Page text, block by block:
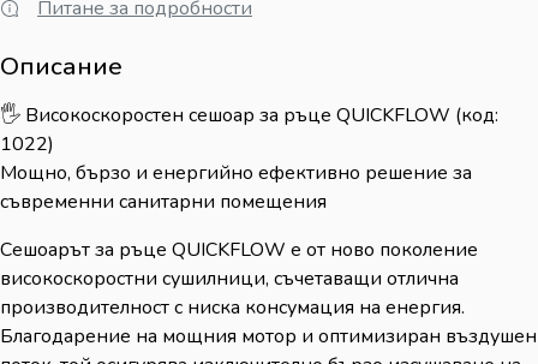
Питане за подробности
Описание
🖐️ Високоскоростен сешоар за ръце QUICKFLOW (код:
1022)
Мощно, бързо и енергийно ефективно решение за
съвременни санитарни помещения
Сешоарът за ръце QUICKFLOW е от ново поколение
високоскоростни сушилници, съчетаващи отлична
производителност с ниска консумация на енергия.
Благодарение на мощния мотор и оптимизиран въздушен